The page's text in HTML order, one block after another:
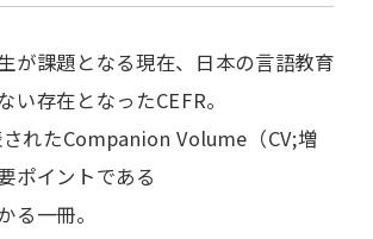
が課題となる現在、日本の言語教育
い存在となったCEFR。
れたCompanion Volume（CV;増
ポイントである
る一冊。